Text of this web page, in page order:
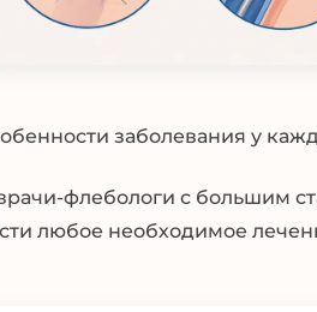
заболевания у
флебологи с большим
любое необходимое